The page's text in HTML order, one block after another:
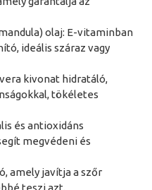
olaj: E-vitaminban
ideális száraz vagy
kivonat hidratáló,
tökéletes
és antioxidáns
megvédeni és
amely javítja a szőr
teszi azt.